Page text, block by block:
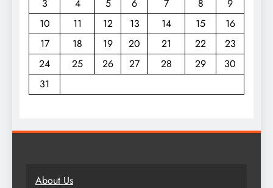
3
4 5 6 7 8
9
10
11 12 13 14 15
16
17
18 19 20 21 22
23
24
25 26 27 28 29
30
31
About Us